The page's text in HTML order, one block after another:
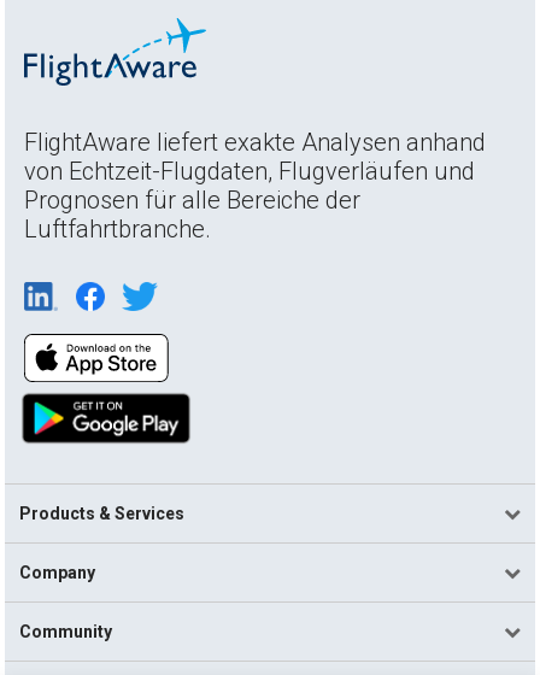
FlightAware liefert exakte Analysen anhand
von Echtzeit-Flugdaten, Flugverläufen und
Prognosen für alle Bereiche der
Luftfahrtbranche.
Products & Services
Company
Community